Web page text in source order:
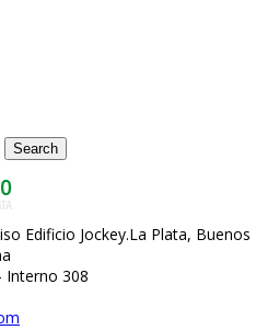
Search
Edificio Jockey.La Plata, Buenos
Interno 308